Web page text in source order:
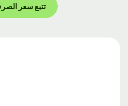
تتبع سعر الصرف